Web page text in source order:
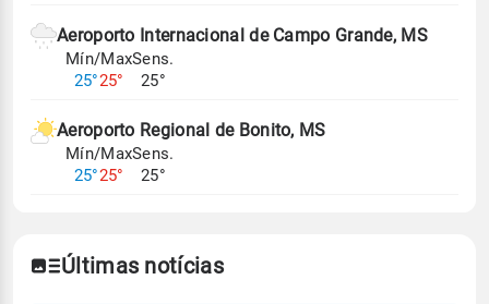
Aeroporto Internacional de Campo Grande, MS
Mín/Max
25°25°
Sens.
25°
Aeroporto Regional de Bonito, MS
Mín/Max
25°25°
Sens.
25°
Últimas notícias